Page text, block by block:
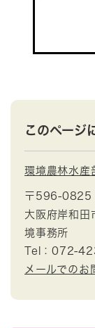
このページ
環境農林水産
〒596-0825
大阪府岸和
境事務所
Tel：072-
メールでのお